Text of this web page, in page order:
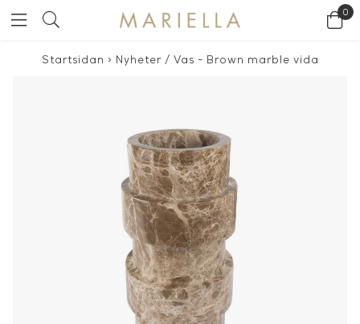
0
Startsidan > Nyheter/ Vas - Brown marble vida